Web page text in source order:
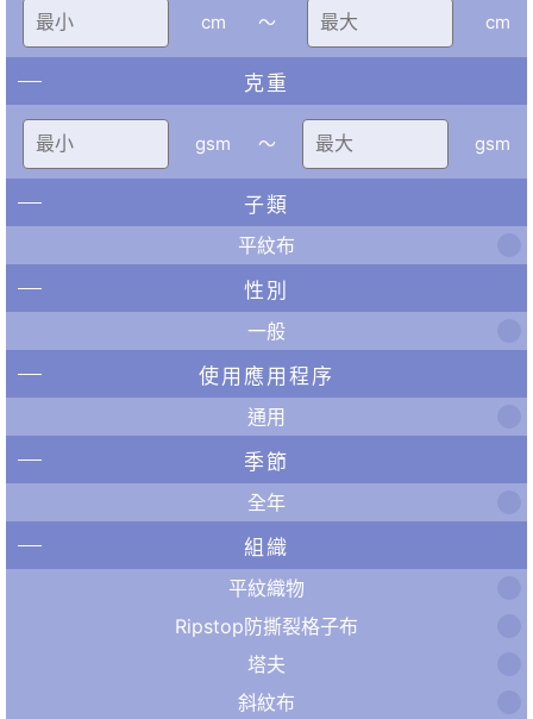
cm 〜 cm
克重
gsm 〜 gsm
子類
平紋布
性別
一般
使用應用程序
通用
季節
全年
組織
平紋織物
Ripstop防撕裂格子布
塔夫
斜紋布